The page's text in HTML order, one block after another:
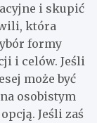
i skupić
która
formy
i celów. Jeśli
może być
osobistym
Jeśli zaś